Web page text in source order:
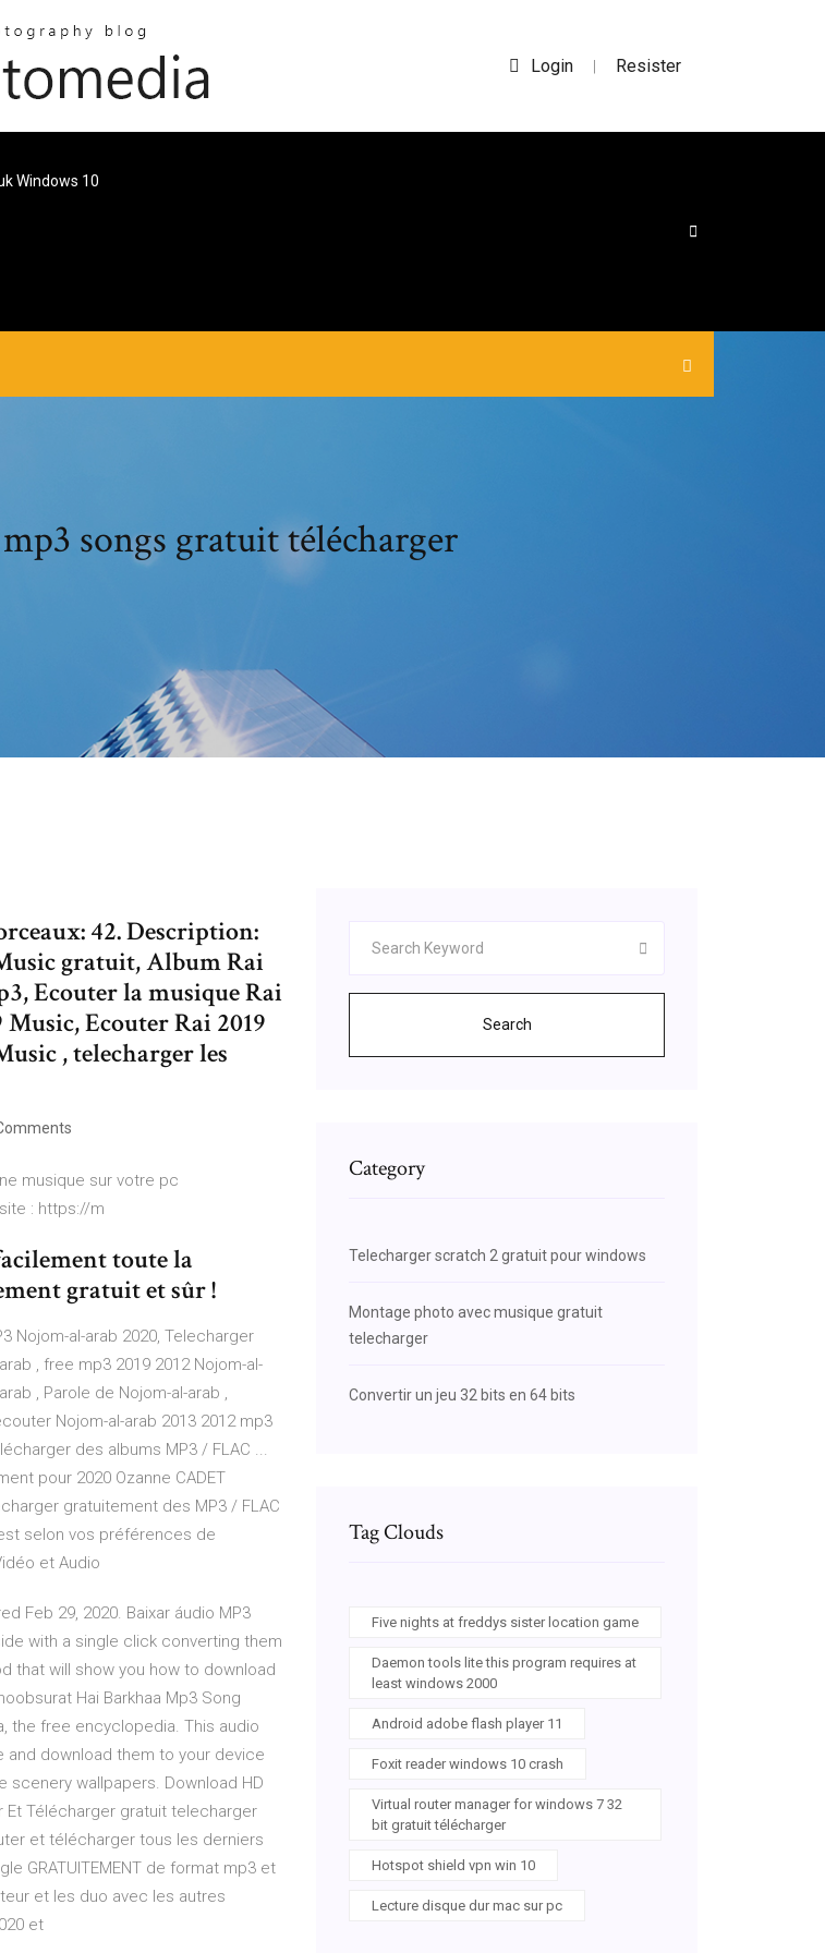
Login | Resister
Windows 10
songs gratuit télécharger
42. Description:
gratuit, Album Rai
Ecouter la musique Rai
Ecouter Rai 2019
, telecharger les
musique sur votre pc
site : https://m
toute la
gratuit et sûr !
Nojom-al-arab 2020, Telecharger
, free mp3 2019 2012 Nojom-al-
, Parole de Nojom-al-arab ,
Nojom-al-arab 2013 2012 mp3
des albums MP3 / FLAC ...
pour 2020 Ozanne CADET
gratuitement des MP3 / FLAC
selon vos préférences de
et Audio
Feb 29, 2020. Baixar áudio MP3
with a single click converting them
that will show you how to download
Hai Barkhaa Mp3 Song
the free encyclopedia. This audio
and download them to your device
wallpapers. Download HD
Télécharger gratuit telecharger
et télécharger tous les derniers
GRATUITEMENT de format mp3 et
et les duo avec les autres
et
Search
Category
Telecharger scratch 2 gratuit pour windows
Montage photo avec musique gratuit
telecharger
Convertir un jeu 32 bits en 64 bits
Tag Clouds
Five nights at freddys sister location game
Daemon tools lite this program requires at
least windows 2000
Android adobe flash player 11
Foxit reader windows 10 crash
Virtual router manager for windows 7 32
bit gratuit télécharger
Hotspot shield vpn win 10
Lecture disque dur mac sur pc